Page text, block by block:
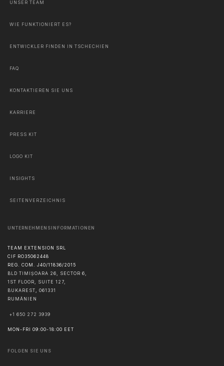
UNSER TEAM
WIE FUNKTIONIERT ES?
ENTWICKLER FINDEN IN TSCHECHIEN
FAQ
KONTAKTIEREN SIE UNS
KARRIERE
PRESS KIT
LOGO KIT
INSIGHTS
SEITENVERZEICHNIS
UNTERNEHMENSINFORMATIONEN
TEAM EXTENSION SRL
CIF RO35062448
REG. COM. J40/11836/2015
BLD TIMIȘOARA 26, SECTOR 6,
1ST FLOOR, SUITE 127,
BUKAREST, 061331
RUMÄNIEN
+1 650 272 3939
MON-FRI 09:00-18:00 EET
FOLGEN SIE UNS